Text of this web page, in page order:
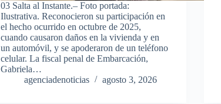
03 Salta al Instante.– Foto portada:
Ilustrativa. Reconocieron su participación en
el hecho ocurrido en octubre de 2025,
cuando causaron daños en la vivienda y en
un automóvil, y se apoderaron de un teléfono
celular. La fiscal penal de Embarcación,
Gabriela…
agenciadenoticias
agosto 3, 2026